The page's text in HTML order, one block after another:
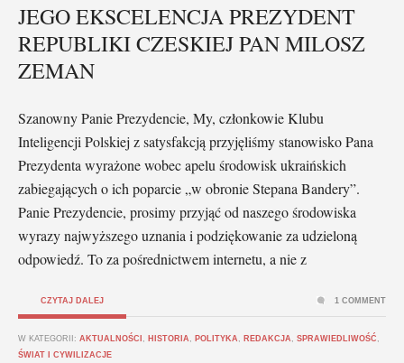
JEGO EKSCELENCJA PREZYDENT
REPUBLIKI CZESKIEJ PAN MILOSZ
ZEMAN
Szanowny Panie Prezydencie, My, członkowie Klubu
Inteligencji Polskiej z satysfakcją przyjęliśmy stanowisko Pana
Prezydenta wyrażone wobec apelu środowisk ukraińskich
zabiegających o ich poparcie „w obronie Stepana Bandery”.
Panie Prezydencie, prosimy przyjąć od naszego środowiska
wyrazy najwyższego uznania i podziękowanie za udzieloną
odpowiedź. To za pośrednictwem internetu, a nie z
CZYTAJ DALEJ
W KATEGORII: AKTUALNOŚCI HISTORIA POLITYKA REDAKCJA SPRAWIEDLIWOŚĆ
ŚWIAT I CYWILIZACJE
1 COMMENT